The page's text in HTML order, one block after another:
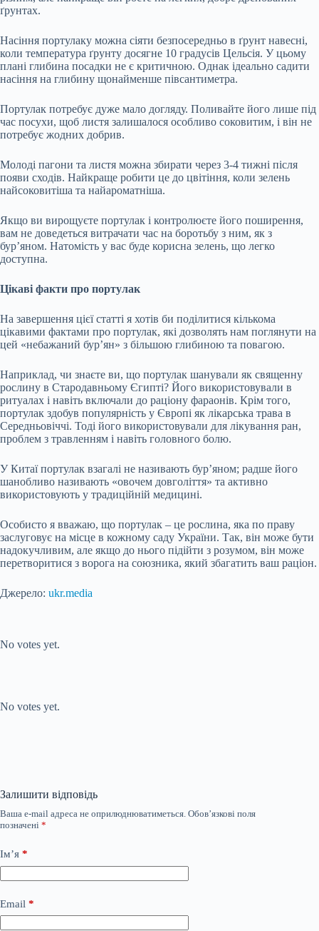
ґрунтах.
Насіння портулаку можна сіяти безпосередньо в ґрунт навесні,
коли температура ґрунту досягне 10 градусів Цельсія. У цьому
плані глибина посадки не є критичною. Однак ідеально садити
насіння на глибину щонайменше півсантиметра.
Портулак потребує дуже мало догляду. Поливайте його лише під
час посухи, щоб листя залишалося особливо соковитим, і він не
потребує жодних добрив.
Молоді пагони та листя можна збирати через 3-4 тижні після
появи сходів. Найкраще робити це до цвітіння, коли зелень
найсоковитіша та найароматніша.
Якщо ви вирощуєте портулак і контролюєте його поширення,
вам не доведеться витрачати час на боротьбу з ним, як з
бур’яном. Натомість у вас буде корисна зелень, що легко
доступна.
Цікаві факти про портулак
На завершення цієї статті я хотів би поділитися кількома
цікавими фактами про портулак, які дозволять нам поглянути на
цей «небажаний бур’ян» з більшою глибиною та повагою.
Наприклад, чи знаєте ви, що портулак шанували як священну
рослину в Стародавньому Єгипті? Його використовували в
ритуалах і навіть включали до раціону фараонів. Крім того,
портулак здобув популярність у Європі як лікарська трава в
Середньовіччі. Тоді його використовували для лікування ран,
проблем з травленням і навіть головного болю.
У Китаї портулак взагалі не називають бур’яном; радше його
шанобливо називають «овочем довголіття» та активно
використовують у традиційній медицині.
Особисто я вважаю, що портулак – це рослина, яка по праву
заслуговує на місце в кожному саду України. Так, він може бути
надокучливим, але якщо до нього підійти з розумом, він може
перетворитися з ворога на союзника, який збагатить ваш раціон.
Джерело: ukr.media
No votes yet.
No votes yet.
Залишити відповідь
Ваша e-mail адреса не оприлюднюватиметься. Обов’язкові поля
позначені *
Ім’я *
Email *